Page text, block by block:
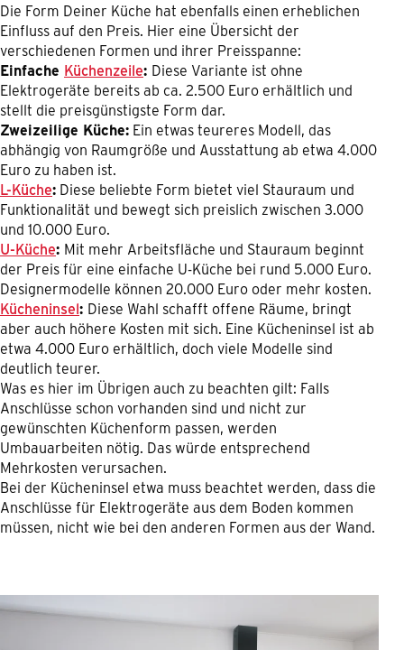
Die Form Deiner Küche hat ebenfalls einen erheblichen
Einfluss auf den Preis. Hier eine Übersicht der
verschiedenen Formen und ihrer Preisspanne:
Einfache Küchenzeile: Diese Variante ist ohne
Elektrogeräte bereits ab ca. 2.500 Euro erhältlich und
stellt die preisgünstigste Form dar.
Zweizeilige Küche: Ein etwas teureres Modell, das
abhängig von Raumgröße und Ausstattung ab etwa 4.000
Euro zu haben ist.
L-Küche: Diese beliebte Form bietet viel Stauraum und
Funktionalität und bewegt sich preislich zwischen 3.000
und 10.000 Euro.
U-Küche: Mit mehr Arbeitsfläche und Stauraum beginnt
der Preis für eine einfache U-Küche bei rund 5.000 Euro.
Designermodelle können 20.000 Euro oder mehr kosten.
Kücheninsel: Diese Wahl schafft offene Räume, bringt
aber auch höhere Kosten mit sich. Eine Kücheninsel ist ab
etwa 4.000 Euro erhältlich, doch viele Modelle sind
deutlich teurer.
Was es hier im Übrigen auch zu beachten gilt: Falls
Anschlüsse schon vorhanden sind und nicht zur
gewünschten Küchenform passen, werden
Umbauarbeiten nötig. Das würde entsprechend
Mehrkosten verursachen.
Bei der Kücheninsel etwa muss beachtet werden, dass die
Anschlüsse für Elektrogeräte aus dem Boden kommen
müssen, nicht wie bei den anderen Formen aus der Wand.